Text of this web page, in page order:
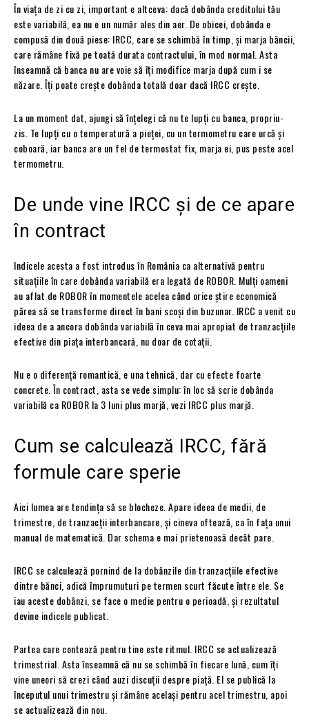
În viața de zi cu zi, important e altceva: dacă dobânda creditului tău
este variabilă, ea nu e un număr ales din aer. De obicei, dobânda e
compusă din două piese: IRCC, care se schimbă în timp, și marja băncii,
care rămâne fixă pe toată durata contractului, în mod normal. Asta
înseamnă că banca nu are voie să îți modifice marja după cum i se
năzare. Îți poate crește dobânda totală doar dacă IRCC crește.
La un moment dat, ajungi să înțelegi că nu te lupți cu banca, propriu-
zis. Te lupți cu o temperatură a pieței, cu un termometru care urcă și
coboară, iar banca are un fel de termostat fix, marja ei, pus peste acel
termometru.
De unde vine IRCC și de ce apare
în contract
Indicele acesta a fost introdus în România ca alternativă pentru
situațiile în care dobânda variabilă era legată de ROBOR. Mulți oameni
au aflat de ROBOR în momentele acelea când orice știre economică
părea să se transforme direct în bani scoși din buzunar. IRCC a venit cu
ideea de a ancora dobânda variabilă în ceva mai apropiat de tranzacțiile
efective din piața interbancară, nu doar de cotații.
Nu e o diferență romantică, e una tehnică, dar cu efecte foarte
concrete. În contract, asta se vede simplu: în loc să scrie dobânda
variabilă ca ROBOR la 3 luni plus marjă, vezi IRCC plus marjă.
Cum se calculează IRCC, fără
formule care sperie
Aici lumea are tendința să se blocheze. Apare ideea de medii, de
trimestre, de tranzacții interbancare, și cineva oftează, ca în fața unui
manual de matematică. Dar schema e mai prietenoasă decât pare.
IRCC se calculează pornind de la dobânzile din tranzacțiile efective
dintre bănci, adică împrumuturi pe termen scurt făcute între ele. Se
iau aceste dobânzi, se face o medie pentru o perioadă, și rezultatul
devine indicele publicat.
Partea care contează pentru tine este ritmul. IRCC se actualizează
trimestrial. Asta înseamnă că nu se schimbă în fiecare lună, cum îți
vine uneori să crezi când auzi discuții despre piață. El se publică la
începutul unui trimestru și rămâne același pentru acel trimestru, apoi
se actualizează din nou.